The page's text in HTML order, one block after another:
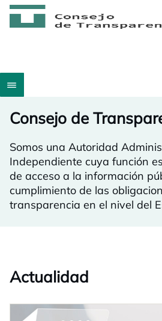
Consejo de
Somos una Autoridad
Independiente cuya función
de acceso a la información
cumplimiento de las
transparencia en el nivel del
Actualidad